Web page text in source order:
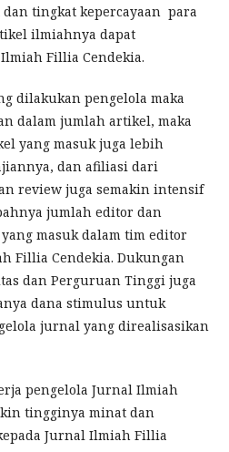
tingkat kepercayaan para
ilmiahnya dapat
Fillia Cendekia.
dilakukan pengelola maka
dalam jumlah artikel, maka
yang masuk juga lebih
dan afiliasi dari
review juga semakin intensif
jumlah editor dan
masuk dalam tim editor
Fillia Cendekia. Dukungan
dan Perguruan Tinggi juga
dana stimulus untuk
jurnal yang direalisasikan
pengelola Jurnal Ilmiah
tingginya minat dan
Jurnal Ilmiah Fillia